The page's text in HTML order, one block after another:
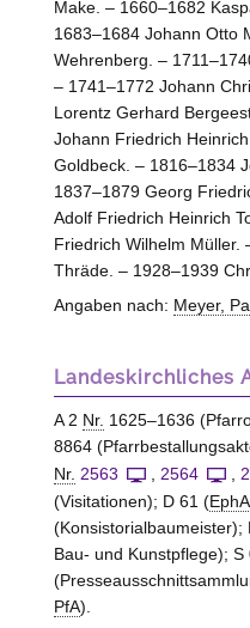
Make. – 1660–1682
1683–1684 Johann Otto
Wehrenberg. –
– 1741–1772 Johann
Lorentz Gerhard
Johann Friedrich
Goldbeck. – 1816–1834
1837–1879 Georg
Adolf Friedrich Heinrich
Friedrich Wilhelm Müller.
Thräde. – 1928–1939
Angaben nach: Meyer,
Landeskirchliches
A 2 Nr. 1625–1636
8864
Nr. 2563 2564
(Visitationen); D 61 (EphA
(Konsistorialbaumeister);
Bau- und Kunstpflege); S
PfA).